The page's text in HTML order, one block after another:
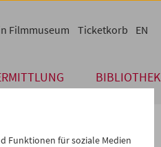
BIBLIOTHEK
Filmmuseum Ticketkorb EN
Funktionen für soziale Medien